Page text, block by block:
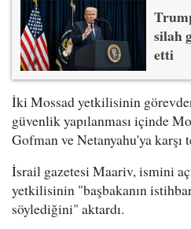
silah
etti
İki Mossad yetkilisinin
güvenlik yapılanması içinde
Gofman ve Netanyahu'ya karşı
İsrail gazetesi Maariv, ismini
yetkilisinin "başbakanın
söylediğini" aktardı.